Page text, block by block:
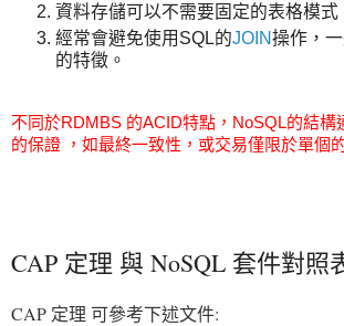
資料存儲可以不需要固定的表格模式
經常會避免使用SQL的JOIN操作，
的特徵。
不同於RDMBS 的ACID特點， NoSQL的結構
的保證 ，如最終一致性，或交易僅限於單個
CAP 定理 與 NoSQL 套件對照
CAP 定理 可參考下述文件: